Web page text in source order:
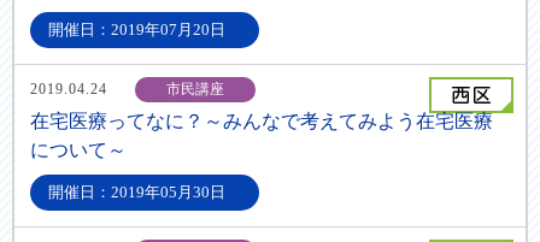
開催日：2019年07月20日
2019.04.24 市民講座
在宅医療ってなに？～みんなで考えてみよう在宅医療
について～
開催日：2019年05月30日